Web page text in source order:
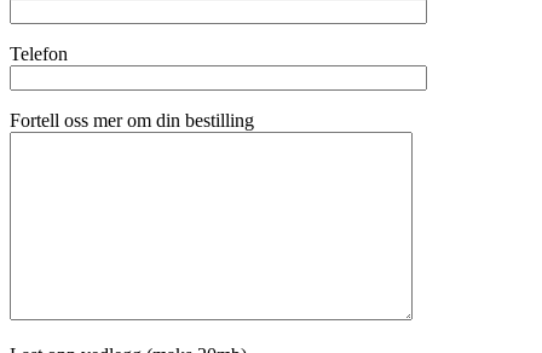
Telefon
Fortell oss mer om din bestilling